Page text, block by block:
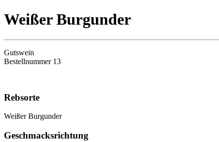
Weißer Burgunder
Gutswein
Bestellnummer 13
Rebsorte
Weißer Burgunder
Geschmacksrichtung